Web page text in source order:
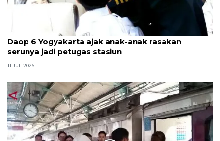
Daop 6 Yogyakarta ajak anak-anak rasakan
serunya jadi petugas stasiun
11 Juli 2026